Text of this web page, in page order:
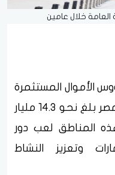
خلال عامين
الأموال المستثمرة
في مشروعات المناطق الحرة بمصر بلغ نحو 14.3 مليار
المناطق لعب دور
وتعزيز النشاط